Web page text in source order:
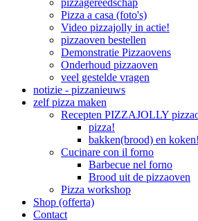
Pizza a casa (foto's)
Video pizzajolly in actie!
pizzaoven bestellen
Demonstratie Pizzaovens
Onderhoud pizzaoven
veel gestelde vragen
notizie - pizzanieuws
zelf pizza maken
Recepten PIZZAJOLLY
pizza!
bakken(brood) en koken!
Cucinare con il forno
Barbecue nel forno
Brood uit de pizzaoven
Pizza workshop
Shop (offerta)
Contact